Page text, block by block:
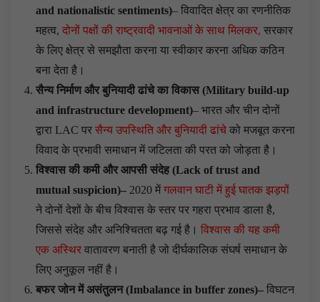
and nationalistic sentiments)– विवादित क्षेत्र का रणनीतिक
महत्व, दोनों पक्षों की राष्ट्रवादी भावनाओं के साथ मिलकर, सरकार
के लिए क्षेत्र से समझौता करना या स्वीकार करना अधिक कठिन
बना देता है।
सैन्य निर्माण और बुनियादी ढांचे का विकास(Military build-up
and infrastructure development)– भारत और चीन दोनों
द्वारा LAC पर सैन्य उपस्थिति और बुनियादी ढांचे को मजबूत करना
विवाद के प्रभावी समाधान में जटिलता की परत को जोड़ता है।
विश्वास की कमी और आपसी संदेह(Lack of trust and
mutual suspicion)– 2020 मेंगलवान घाटी में हुई घातक झड़पों
ने दोनों देशों के बीच विश्वास के स्तर पर गहरा प्रभाव डाला है,
जिससे संदेह और अनिश्चितता बढ़ गई है। विश्वास की यह कमी
एक अस्थिर वातावरण बनाती है जो दीर्घकालिक संघर्ष समाधान के
लिए अनुकूल नहीं है।
बफर जोन में असंतुलन(Imbalance in buffer zones)– विघटन